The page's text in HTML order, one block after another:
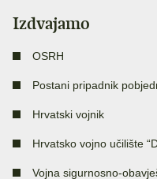
Izdvajamo
OSRH
Postani pripadnik
Hrvatski vojnik
Hrvatsko vojno učilište
Vojna sigurnosno-